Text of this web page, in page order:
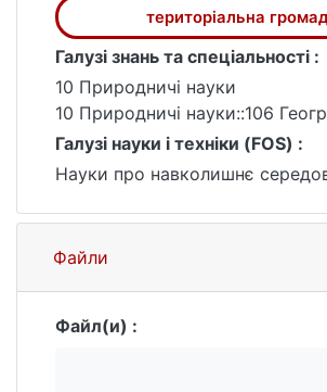
громаді; досліджено методи
викликів, що активно
Білоцерківській міській
громаді; розроблено
подолання наслідків війни у
Білоцерківській міській
громаді.
територіальна
Галузі знань та спеціальності :
10 Природничі науки
10 Природничі науки::106
Галузі науки і техніки (FOS) :
Науки про навколишнє
Файли
Файл(и) :